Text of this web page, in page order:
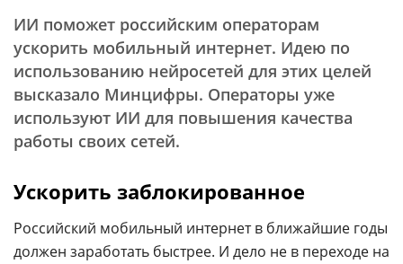
ИИ поможет российским операторам
ускорить мобильный интернет. Идею по
использованию нейросетей для этих целей
высказало Минцифры. Операторы уже
используют ИИ для повышения качества
работы своих сетей.
Ускорить заблокированное
Российский мобильный интернет в ближайшие годы
должен заработать быстрее. И дело не в переходе на